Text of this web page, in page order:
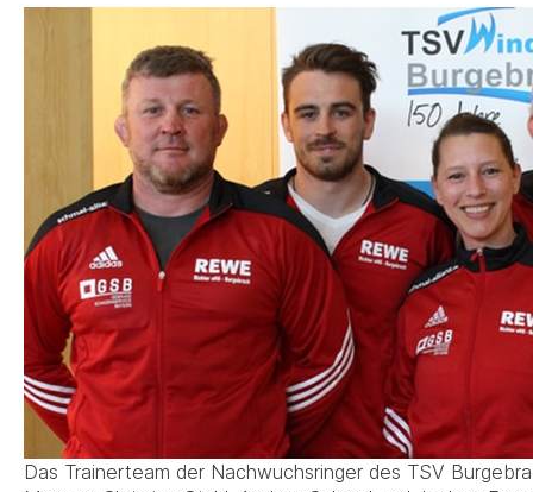
Das Trainerteam der Nachwuchsringer des TSV